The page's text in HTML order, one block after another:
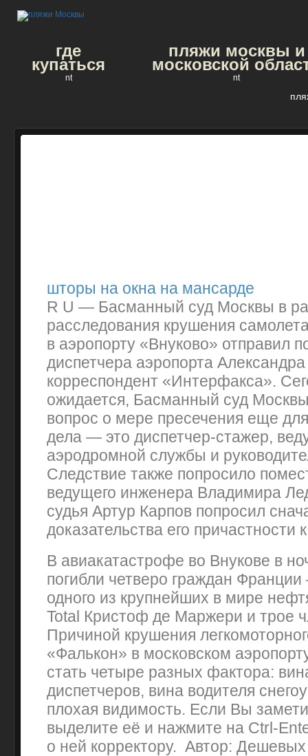
где
купаться
nt
пляжи москвы и
московской
nt
шторы на окна на мансарде
R U — Басманный суд Москвы в
расследования крушения
в аэропорту «Внуково» отправил
диспетчера аэропорта
корреспондент «Интерфакса».
ожидается, Басманный суд
вопрос о мере пресечения еще
дела — это диспетчер-стажер,
аэродромной службы и
Следствие также попросило
ведущего инженера Владимира
судья Артур Карпов попросил
доказательства его причастности
В авиакатастрофе во Внукове в
погибли четверо граждан
одного из крупнейших в мире
Total Кристоф де Маржери и трое
Причиной крушения
«Фалькон» в московском
стать четыре разных фактора:
диспетчеров, вина водителя
плохая видимость. Если Вы
выделите её и нажмите на Ctrl-
о ней корректору. Автор: